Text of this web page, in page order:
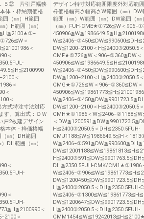
．５② 片引戸幅狭
体・枠納期価格
囲（㎜）H範囲
）H範囲（㎜）
＜
＜
＜
＜
＜
＜
＜
式特注寸法対応
す。算出式：ＤＷ
2枚建デザイン
本体・枠価格幅
㎜）DH範囲
DH範囲（㎜）
＜
＜
＜
＜
デザイン特寸対応範囲限度外対応範
枠価格幅高さ幅高さW範囲（㎜）
範囲（㎜）W範囲（㎜）DW範囲（
（㎜）FUH-CME★①726≦W＜
DW≦1200−2100＜H≦2400③2050.5
CMF★①726≦W＜906−①360≦DW＜
DW≦1200−2100＜H≦2400③2050.5
CMG★①726≦W＜906−①360≦DW＜
450906≦W≦19861773≦H≦21001986
DW≦1200−2100＜H≦2400③2050.5
CMH★①1986＜
＜
H≦2400③2050.5＜DH≦2350.5FUH-
CMJ1188≦W≦1986649.5≦H＜
DH≦2350.5FUH-CMK/CM1★①1986
H≦2400③2050.5＜DH≦2350.5FUH-
H≦2400③2050.5＜DH≦2350.5FUH-